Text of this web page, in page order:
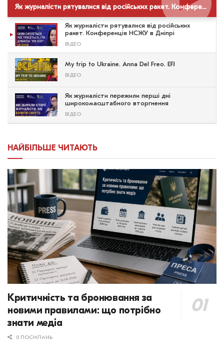
Як журналісти рятувалися від російських ракет. Конференція НСЖУ в Дніпрі
Як журналісти рятувалися від російських
ракет. Конференція НСЖУ в Дніпрі
ВІДЕО
My trip to Ukraine. Anna Del Freo. EFJ
ВІДЕО
Як журналісти пережили перші дні
широкомасштабного вторгнення
ВІДЕО
НАЙБІЛЬШЕ ЧИТАЮТЬ
Критичність та бронювання за
новими правилами: що потрібно
знати медіа
0 ПОСИЛАНЬ